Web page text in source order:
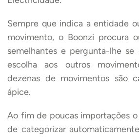
Sempre que indica a entidade
movimento, o Boonzi procura
semelhantes e pergunta-lhe se
escolha aos outros
dezenas de movimentos são
ápice.
Ao fim de poucas importações o
de categorizar